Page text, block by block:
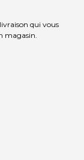
qui vous
magasin.